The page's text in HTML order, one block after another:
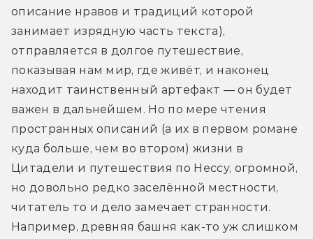
описание нравов и традиций которой
занимает изрядную часть текста),
отправляется в долгое путешествие,
показывая нам мир, где живёт, и наконец
находит таинственный артефакт — он будет
важен в дальнейшем. Но по мере чтения
пространных описаний (а их в первом романе
куда больше, чем во втором) жизни в
Цитадели и путешествия по Нессу, огромной,
но довольно редко заселённой местности,
читатель то и дело замечает странности.
Например, древняя башня как-то уж слишком